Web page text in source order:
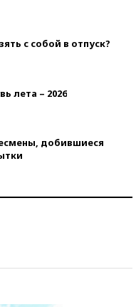
с собой в отпуск?
лета – 2026
добившиеся